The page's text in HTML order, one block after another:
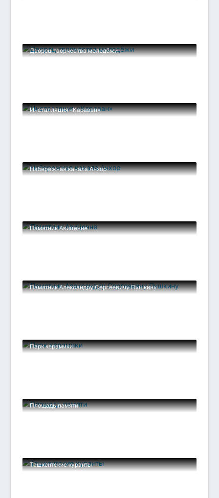
Дворец творчества молодёжи
Инсталляция «Караван»
Набережная канала Анхор
Памятник Авиценне
Памятник Александру Сергеевичу Пушкину
Парк керамики
Площадь памяти
Ташкентские куранты